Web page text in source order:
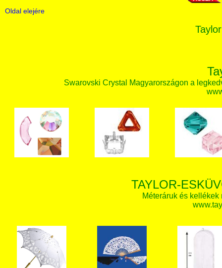
Oldal elejére
Swarovski Crystal Magyarországon a
TAYLOR-
Méteráruk és